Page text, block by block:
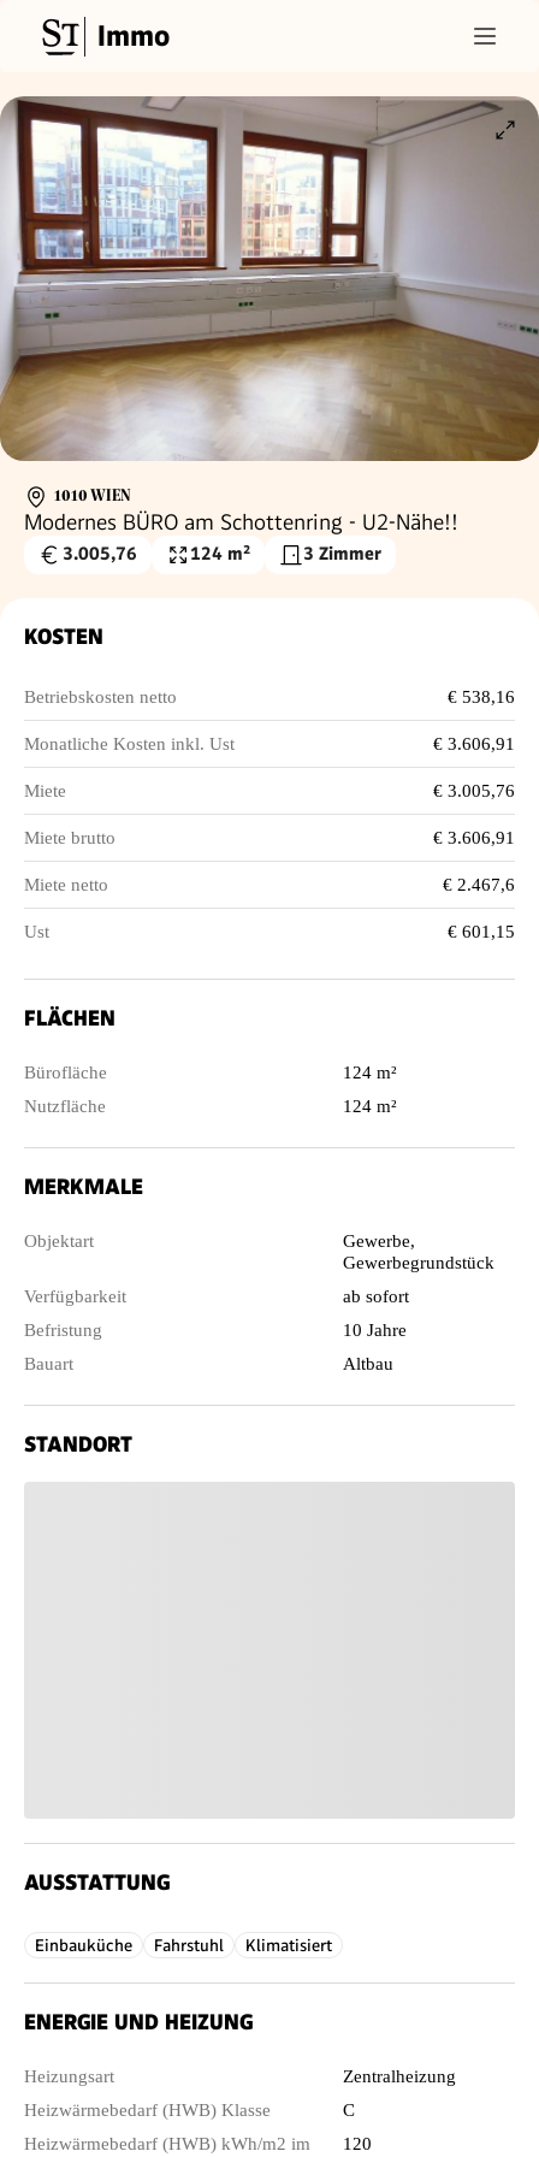
Immo
1010 WIEN
Modernes BÜRO am Schottenring - U2-Nähe!!
Gesamtmiete
3.005,76
Nutzfläche
124 m² 3 Zimmer
KOSTEN
Betriebskosten netto € 538,16
Monatliche Kosten inkl. Ust € 3.606,91
Miete € 3.005,76
Miete brutto € 3.606,91
Miete netto € 2.467,6
Ust € 601,15
FLÄCHEN
Bürofläche
124 m²
Nutzfläche
124 m²
MERKMALE
Objektart
Gewerbe,
Gewerbegrundstück
Verfügbarkeit
ab sofort
Befristung
10 Jahre
Bauart
Altbau
STANDORT
AUSSTATTUNG
Einbauküche Fahrstuhl Klimatisiert
ENERGIE UND HEIZUNG
Heizungsart
Zentralheizung
Heizwärmebedarf (HWB) Klasse
C
Heizwärmebedarf (HWB) kWh/m2 im
120